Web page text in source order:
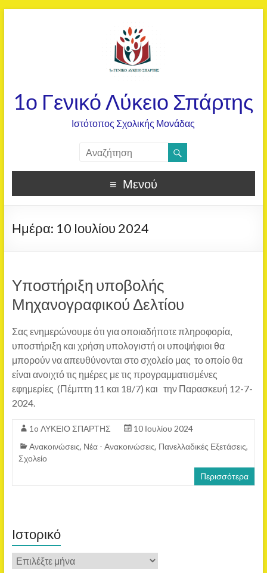
1ο Γενικό Λύκειο Σπάρτης
Ιστότοπος Σχολικής Μονάδας
Μενού
Ημέρα: 10 Ιουλίου 2024
Υποστήριξη υποβολής
Μηχανογραφικού Δελτίου
Σας ενημερώνουμε ότι για οποιαδήποτε πληροφορία,
υποστήριξη και χρήση υπολογιστή οι υποψήφιοι θα
μπορούν να απευθύνονται στο σχολείο μας το οποίο θα
είναι ανοιχτό τις ημέρες με τις προγραμματισμένες
εφημερίες (Πέμπτη 11 και 18/7) και την Παρασκευή 12-7-
2024.
1o ΛΥΚΕΙΟ ΣΠΑΡΤΗΣ
10 Ιουλίου 2024
Ανακοινώσεις, Νέα - Ανακοινώσεις, Πανελλαδικές Εξετάσεις,
Σχολείο
Περισσότερα
Ιστορικό